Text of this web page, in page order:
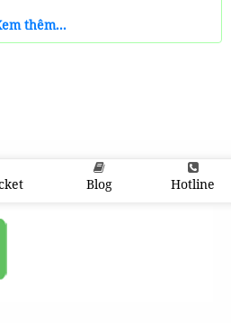
đ
Cano
thêm...
Blog Hotline